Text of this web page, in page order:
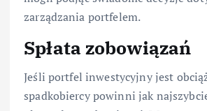
zarządzania portfelem.
Spłata zobowiązań
Jeśli portfel inwestycyjny jest
spadkobiercy powinni jak